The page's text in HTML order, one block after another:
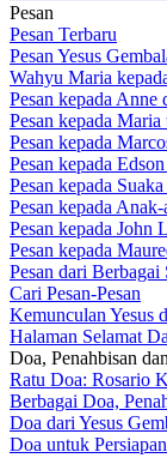
Pesan
Pesan Terbaru
Pesan Yesus
Wahyu Maria
Pesan kepada
Pesan kepada
Pesan kepada
Pesan kepada
Pesan kepada
Pesan kepada
Pesan kepada John
Pesan kepada
Pesan dari Berbagai
Cari Pesan-Pesan
Kemunculan Yesus
Halaman Selamat
Doa, Penahbisan
Ratu Doa: Rosario
Berbagai Doa,
Doa dari Yesus
Doa untuk